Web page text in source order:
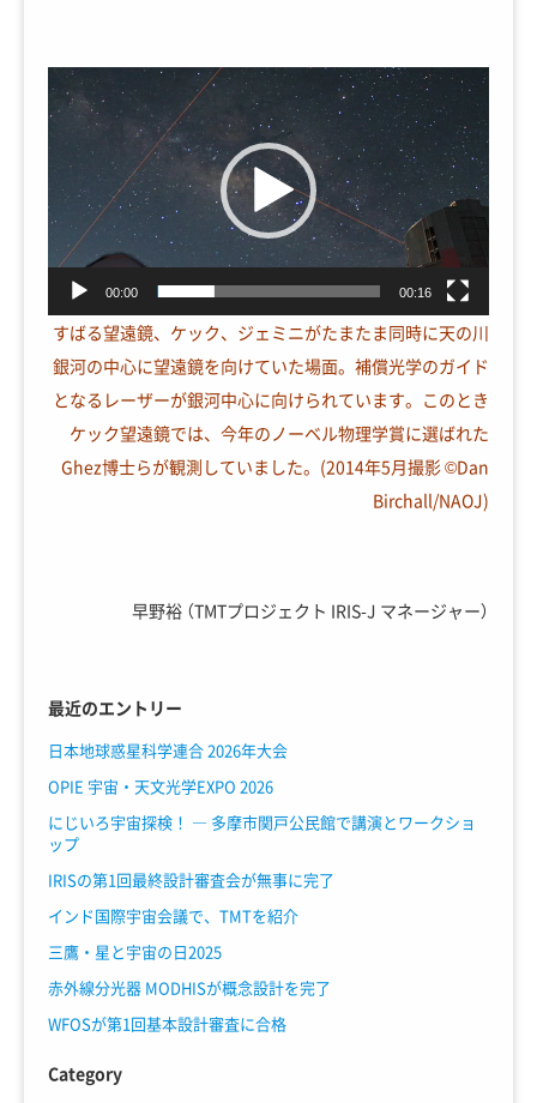
動
プ
レ
ー
00:00 00:16
すばる望遠鏡、ケック、ジェミニがたまたま同時に天の川
銀河の中心に望遠鏡を向けていた場面。補償光学のガイド
となるレーザーが銀河中心に向けられています。このとき
ケック望遠鏡では、今年のノーベル物理学賞に選ばれた
Ghez博士らが観測していました。(2014年5月撮影 ©Dan
Birchall/NAOJ)
早野裕 （TMTプロジェクト IRIS-J マネージャー）
最近のエントリー
日本地球惑星科学連合 2026年大会
OPIE 宇宙・天文光学EXPO 2026
にじいろ宇宙探検！ ― 多摩市関戸公民館で講演とワークショ
ップ
IRISの第1回最終設計審査会が無事に完了
インド国際宇宙会議で、TMTを紹介
三鷹・星と宇宙の日2025
赤外線分光器 MODHISが概念設計を完了
WFOSが第1回基本設計審査に合格
Category